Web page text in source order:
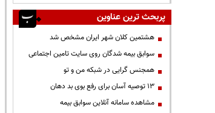
پربحث ترین عناوین
هشتمین کلان شهر ایران مشخص شد
سوابق بیمه شدگان روی سایت تامین اجتماعی
همجنس گرایی در شبکه من و تو
13 توصیه آسان برای رفع بوی بد دهان
مشاهده سامانه آنلاين سوابق بیمه